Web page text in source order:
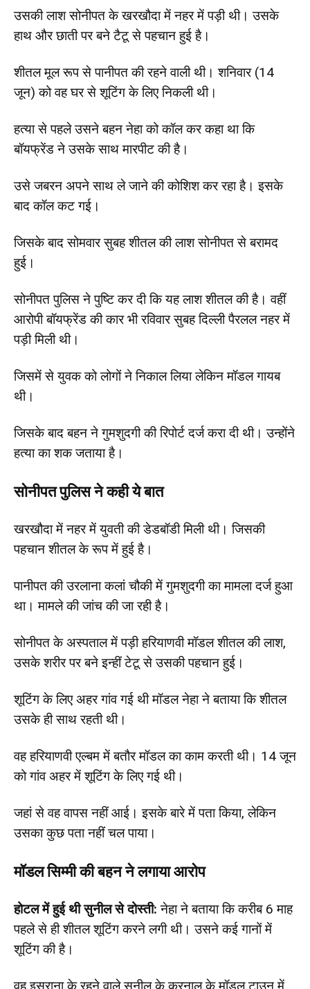
उसकी लाश सोनीपत के खरखौदा में नहर में पड़ी थी। उसके
हाथ और छाती पर बने टैटू से पहचान हुई है।
शीतल मूल रूप से पानीपत की रहने वाली थी। शनिवार (14
जून) को वह घर से शूटिंग के लिए निकली थी।
हत्या से पहले उसने बहन नेहा को कॉल कर कहा था कि
बॉयफ्रेंड ने उसके साथ मारपीट की है।
उसे जबरन अपने साथ ले जाने की कोशिश कर रहा है। इसके
बाद कॉल कट गई।
जिसके बाद सोमवार सुबह शीतल की लाश सोनीपत से बरामद
हुई।
सोनीपत पुलिस ने पुष्टि कर दी कि यह लाश शीतल की है। वहीं
आरोपी बॉयफ्रेंड की कार भी रविवार सुबह दिल्ली पैरलल नहर में
पड़ी मिली थी।
जिसमें से युवक को लोगों ने निकाल लिया लेकिन मॉडल गायब
थी।
जिसके बाद बहन ने गुमशुदगी की रिपोर्ट दर्ज करा दी थी। उन्होंने
हत्या का शक जताया है।
सोनीपत पुलिस ने कही ये बात
खरखौदा में नहर में युवती की डेडबॉडी मिली थी। जिसकी
पहचान शीतल के रूप में हुई है।
पानीपत की उरलाना कलां चौकी में गुमशुदगी का मामला दर्ज हुआ
था। मामले की जांच की जा रही है।
सोनीपत के अस्पताल में पड़ी हरियाणवी मॉडल शीतल की लाश,
उसके शरीर पर बने इन्हीं टेटू से उसकी पहचान हुई।
शूटिंग के लिए अहर गांव गई थी मॉडल नेहा ने बताया कि शीतल
उसके ही साथ रहती थी।
वह हरियाणवी एल्बम में बतौर मॉडल का काम करती थी। 14 जून
को गांव अहर में शूटिंग के लिए गई थी।
जहां से वह वापस नहीं आई। इसके बारे में पता किया, लेकिन
उसका कुछ पता नहीं चल पाया।
मॉडल सिम्मी की बहन ने लगाया आरोप
होटल में हुई थी सुनील से दोस्ती: नेहा ने बताया कि करीब 6 माह
पहले से ही शीतल शूटिंग करने लगी थी। उसने कई गानों में
शूटिंग की है।
वह इसराना के रहने वाले सुनील के करनाल के मॉडल टाउन में